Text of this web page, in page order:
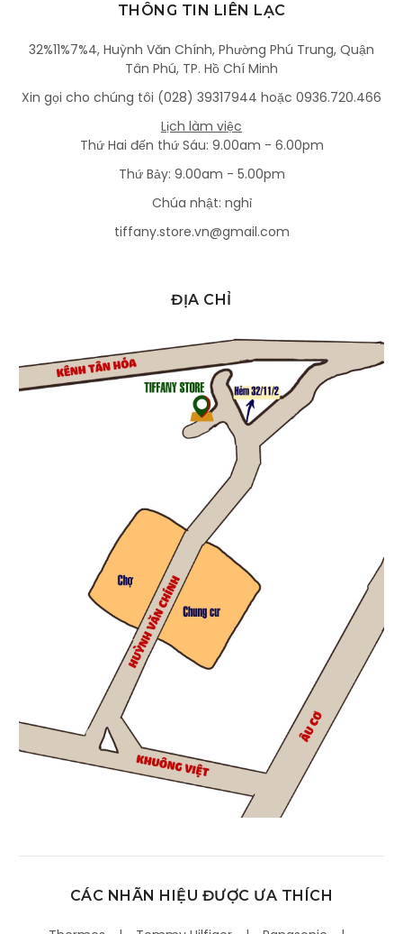
THÔNG TIN LIÊN LẠC
32%11%7%4, Huỳnh Văn Chính, Phường Phú Trung, Quận
Tân Phú, TP. Hồ Chí Minh
Xin gọi cho chúng tôi (028) 39317944 hoặc 0936.720.466
Lịch làm việc
Thứ Hai đến thứ Sáu: 9.00am - 6.00pm
Thứ Bảy: 9.00am - 5.00pm
Chúa nhật: nghỉ
tiffany.store.vn@gmail.com
ĐỊA CHỈ
CÁC NHÃN HIỆU ĐƯỢC ƯA THÍCH